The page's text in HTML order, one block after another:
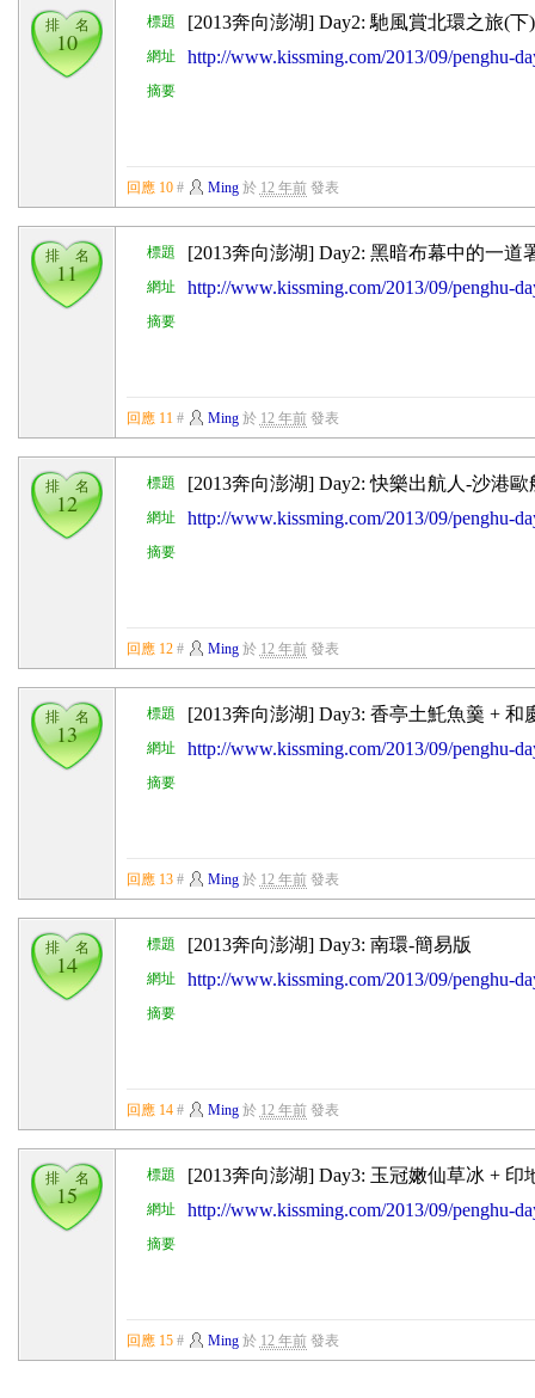
標題 [2013奔向澎湖] Day2: 馳風賞北環之旅(下)
網址 http://www.kissming.com/2013/09/penghu-
摘要
排 名
10
回應 10 # Ming於 12 年前發表
標題 [2013奔向澎湖] Day2: 黑暗布幕中的一道
網址 http://www.kissming.com/2013/09/penghu-
摘要
排 名
11
回應 11 # Ming於 12 年前發表
標題 [2013奔向澎湖] Day2: 快樂出航人-沙港
網址 http://www.kissming.com/2013/09/penghu-
摘要
排 名
12
回應 12 # Ming於 12 年前發表
標題 [2013奔向澎湖] Day3: 香亭土魠魚羹 + 和
網址 http://www.kissming.com/2013/09/penghu-
摘要
排 名
13
回應 13 # Ming於 12 年前發表
標題 [2013奔向澎湖] Day3: 南環-簡易版
網址 http://www.kissming.com/2013/09/penghu-
摘要
排 名
14
回應 14 # Ming於 12 年前發表
標題 [2013奔向澎湖] Day3: 玉冠嫩仙草冰 + 印
網址 http://www.kissming.com/2013/09/penghu-
摘要
排 名
15
回應 15 # Ming於 12 年前發表